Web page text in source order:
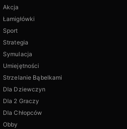
Akcja
Łamigłówki
Sport
Strategia
Symulacja
Umiejętności
Strzelanie Bąbelkami
Dla Dziewczyn
Dla 2 Graczy
Dla Chłopców
Obby